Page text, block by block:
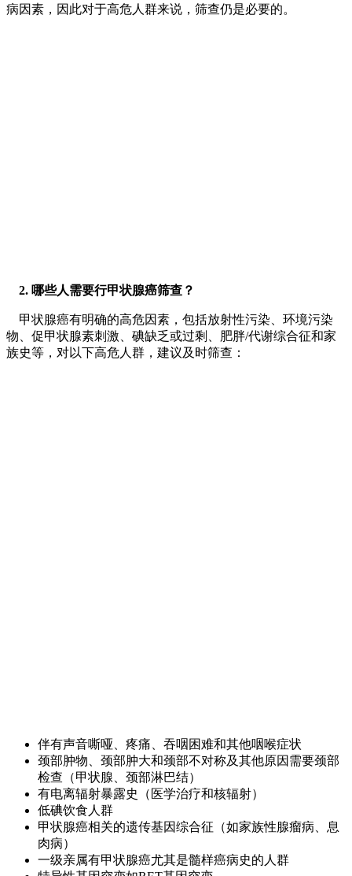
病因素，因此对于高危人群来说，筛查仍是必要的。
2. 哪些人需要行甲状腺癌筛查？
甲状腺癌有明确的高危因素，包括放射性污染、环境污染
物、促甲状腺素刺激、碘缺乏或过剩、肥胖/代谢综合征和家
族史等，对以下高危人群，建议及时筛查：
伴有声音嘶哑、疼痛、吞咽困难和其他咽喉症状
颈部肿物、颈部肿大和颈部不对称及其他原因需要颈部
检查（甲状腺、颈部淋巴结）
有电离辐射暴露史（医学治疗和核辐射）
低碘饮食人群
甲状腺癌相关的遗传基因综合征（如家族性腺瘤病、息
肉病）
一级亲属有甲状腺癌尤其是髓样癌病史的人群